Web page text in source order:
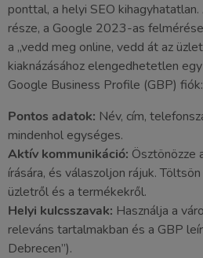
ponttal, a helyi SEO
része, a Google 2023-as
a „vedd meg online, vedd át az
kiaknázásához elengedhetetlen
Google Business Profile (GBP) fiók:
Pontos adatok: Név, cím,
mindenhol egységes.
Aktív kommunikáció: Ösztönözze
írására, és válaszoljon rájuk.
üzletről és a termékekről.
Helyi kulcsszavak: Használja a
releváns tartalmakban és a GBP
Debrecen”).